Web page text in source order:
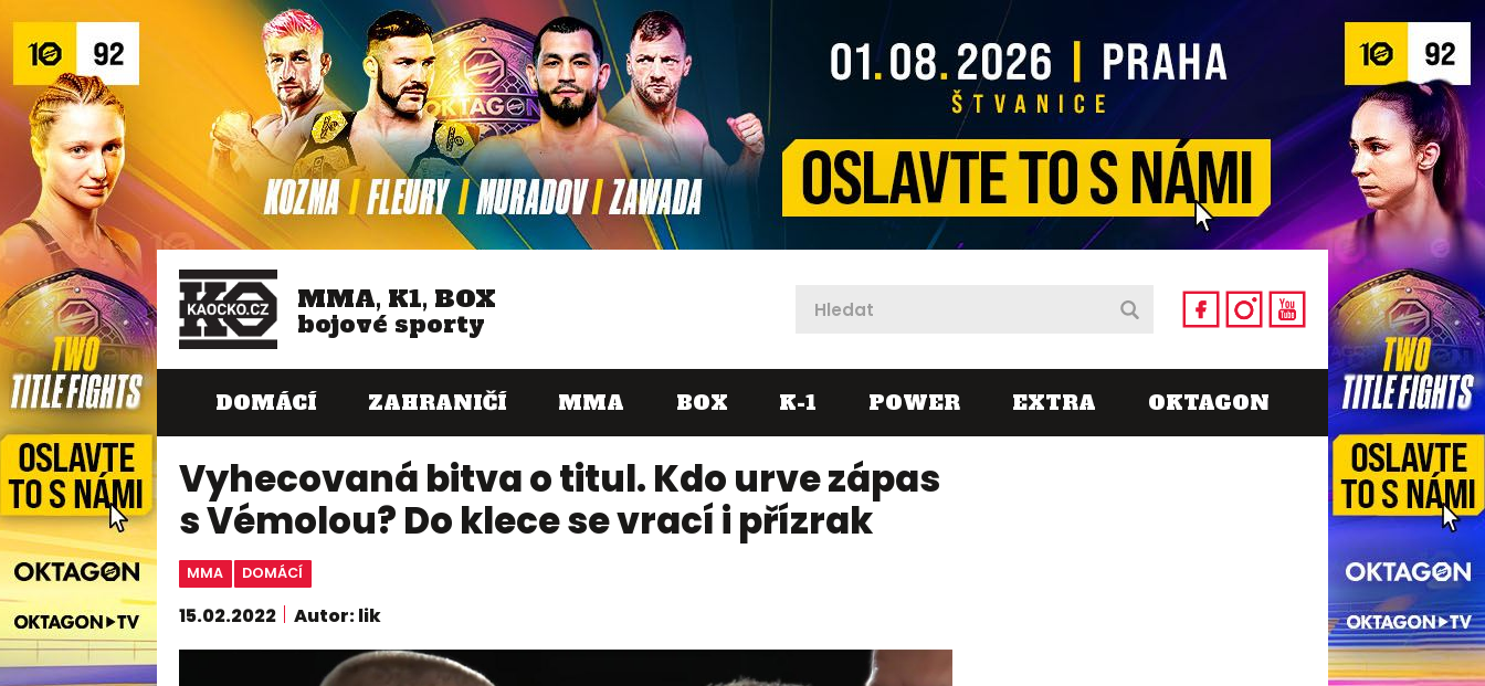
MMA, K1, BOX
bojové sporty
DOMÁCÍ ZAHRANIČÍ MMA BOX K-1 POWER EXTRA OKTAGON
Vyhecovaná bitva o titul. Kdo urve zápas
s Vémolou? Do klece se vrací i přízrak
MMA DOMÁCÍ
15.02.2022 Autor: lik